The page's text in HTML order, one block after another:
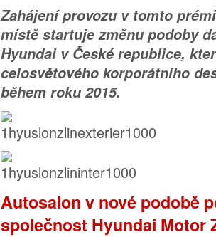
Zahájení provozu v tomto
místě startuje změnu podoby
Hyundai v České republice,
celosvětového korporátního
během roku 2015.
Autosalon v nové podobě
společnost Hyundai Motor